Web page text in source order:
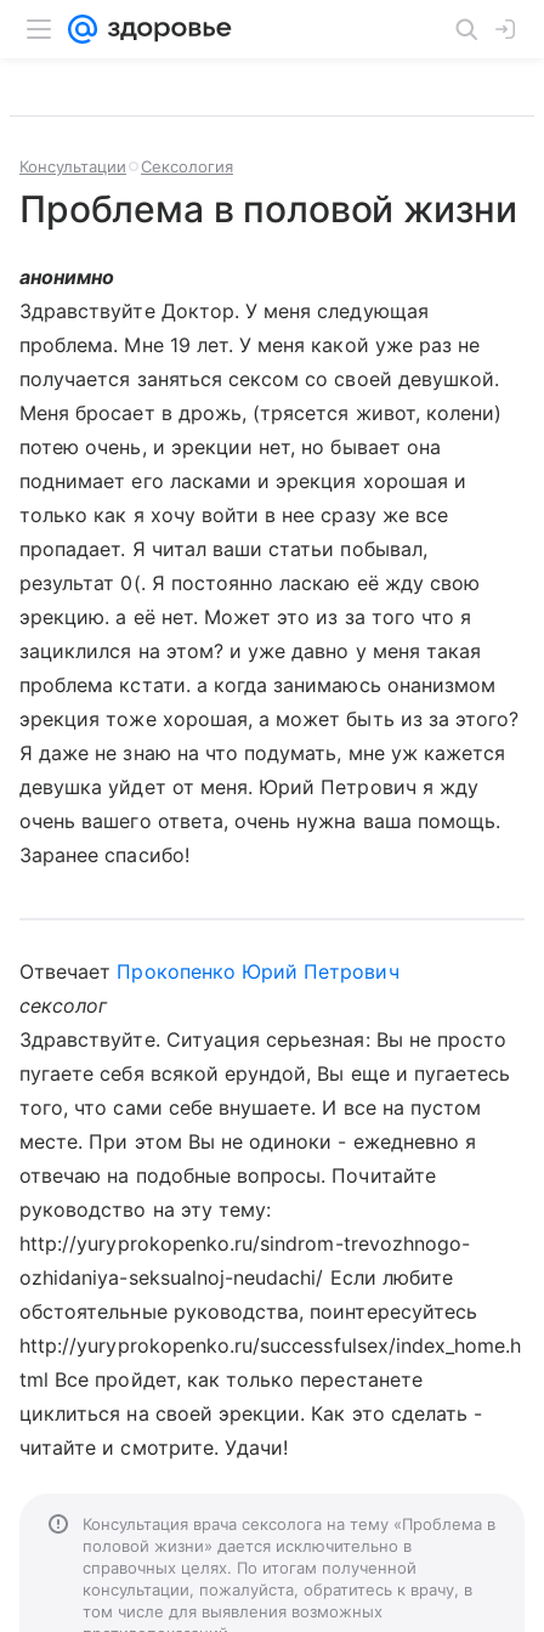
Консультации Сексология
Проблема в половой жизни
анонимно
Здравствуйте Доктор. У меня следующая
проблема. Мне 19 лет. У меня какой уже раз не
получается заняться сексом со своей девушкой.
Меня бросает в дрожь, (трясется живот, колени)
потею очень, и эрекции нет, но бывает она
поднимает его ласками и эрекция хорошая и
только как я хочу войти в нее сразу же все
пропадает. Я читал ваши статьи побывал,
результат 0(. Я постоянно ласкаю её жду свою
эрекцию. а её нет. Может это из за того что я
зациклился на этом? и уже давно у меня такая
проблема кстати. а когда занимаюсь онанизмом
эрекция тоже хорошая, а может быть из за этого?
Я даже не знаю на что подумать, мне уж кажется
девушка уйдет от меня. Юрий Петрович я жду
очень вашего ответа, очень нужна ваша помощь.
Заранее спасибо!
Отвечает Прокопенко Юрий Петрович
сексолог
Здравствуйте. Ситуация серьезная: Вы не просто
пугаете себя всякой ерундой, Вы еще и пугаетесь
того, что сами себе внушаете. И все на пустом
месте. При этом Вы не одиноки - ежедневно я
отвечаю на подобные вопросы. Почитайте
руководство на эту тему:
http://yuryprokopenko.ru/sindrom-trevozhnogo-
ozhidaniya-seksualnoj-neudachi/ Если любите
обстоятельные руководства, поинтересуйтесь
http://yuryprokopenko.ru/successfulsex/index_home.h
tml Все пройдет, как только перестанете
циклиться на своей эрекции. Как это сделать -
читайте и смотрите. Удачи!
Консультация врача сексолога на тему «Проблема в
половой жизни» дается исключительно в
справочных целях. По итогам полученной
консультации, пожалуйста, обратитесь к врачу, в
том числе для выявления возможных